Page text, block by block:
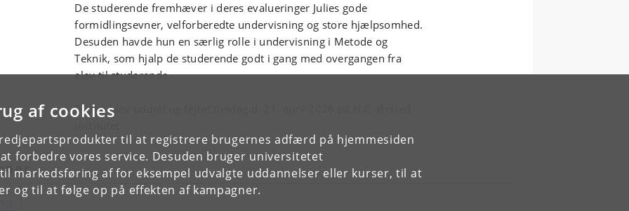
af cookies
til at registrere brugernes adfærd på hjemmesiden
forbedre vores service. Desuden bruger universitetet
markedsføring af for eksempel udvalgte uddannelser eller kurser, til at
og til at følge op på effekten af kampagner.
De studerende fremhæver i deres evalueringer Julies gode
formidlingsevner, velforberedte undervisning og store hjælpsomhed.
Desuden havde hun en særlig rolle i undervisning i Metode og
Teknik, som hjalp de studerende godt i gang med overgangen fra
elev til studerende.
Prisen blev uddelt og fejret tirsdag d. 21. april 2026 på H.C. Ørsted